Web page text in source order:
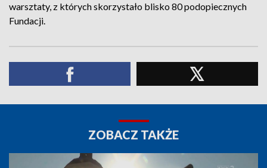
warsztaty, z których skorzystało blisko 80 podopiecznych
Fundacji.
ZOBACZ TAKŻE